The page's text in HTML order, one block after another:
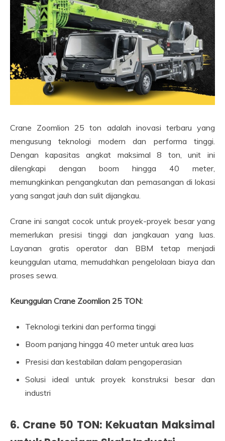
Crane Zoomlion 25 ton adalah inovasi terbaru yang
mengusung teknologi modern dan performa tinggi.
Dengan kapasitas angkat maksimal 8 ton, unit ini
dilengkapi dengan boom hingga 40 meter,
memungkinkan pengangkutan dan pemasangan di lokasi
yang sangat jauh dan sulit dijangkau.
Crane ini sangat cocok untuk proyek-proyek besar yang
memerlukan presisi tinggi dan jangkauan yang luas.
Layanan gratis operator dan BBM tetap menjadi
keunggulan utama, memudahkan pengelolaan biaya dan
proses sewa.
Keunggulan Crane Zoomlion 25 TON:
Teknologi terkini dan performa tinggi
Boom panjang hingga 40 meter untuk area luas
Presisi dan kestabilan dalam pengoperasian
Solusi ideal untuk proyek konstruksi besar dan
industri
6. Crane 50 TON: Kekuatan Maksimal